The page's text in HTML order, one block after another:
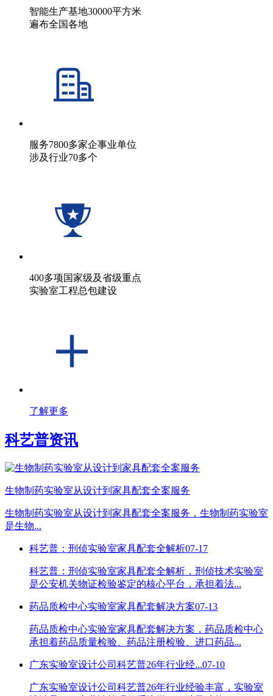
智能生产基地30000平方米
遍布全国各地
服务7800多家企事业单位
涉及行业70多个
400多项国家级及省级重点
实验室工程总包建设
了解更多
科艺普资讯
生物制药实验室从设计到家具配套全案服务
生物制药实验室从设计到家具配套全案服务，生物制药实验室
是生物...
科艺普：刑侦实验室家具配套全解析07-17
科艺普：刑侦实验室家具配套全解析，刑侦技术实验室
是公安机关物证检验鉴定的核心平台，承担着法...
药品质检中心实验室家具配套解决方案07-13
药品质检中心实验室家具配套解决方案，药品质检中心
承担着药品质量检验、药品注册检验、进口药品...
广东实验室设计公司科艺普26年行业经...07-10
广东实验室设计公司科艺普26年行业经验丰富，实验室